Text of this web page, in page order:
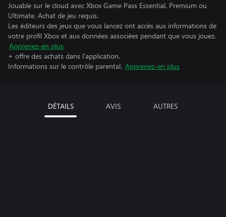
Jouable sur le cloud avec Xbox Game Pass Essential, Premium ou
Ultimate. Achat de jeu requis.
Les éditeurs des jeux que vous lancez ont accès aux informations de
votre profil Xbox et aux données associées pendant que vous jouez.
Apprenez-en plus
+ offre des achats dans l'application.
Informations sur le contrôle parental. Apprenez-en plus
DÉTAILS AVIS AUTRES